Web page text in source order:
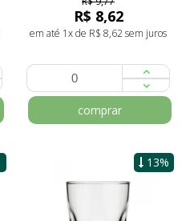
R$ 8,62
em até 1x de R$ 8,62 sem juros
comprar
13%